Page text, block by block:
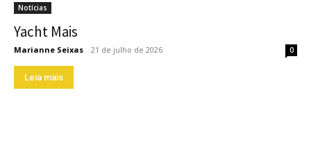
Notícias
Yacht Mais
Marianne Seixas - 21 de julho de 2026 0
Leia mais